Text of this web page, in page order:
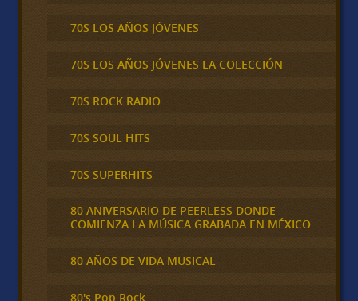
70S LOS AÑOS JÓVENES
70S LOS AÑOS JÓVENES LA COLECCIÓN
70S ROCK RADIO
70S SOUL HITS
70S SUPERHITS
80 ANIVERSARIO DE PEERLESS DONDE
COMIENZA LA MÚSICA GRABADA EN MÉXICO
80 AÑOS DE VIDA MUSICAL
80's Pop Rock